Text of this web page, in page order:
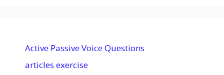
Active Passive Voice Questions
articles exercise